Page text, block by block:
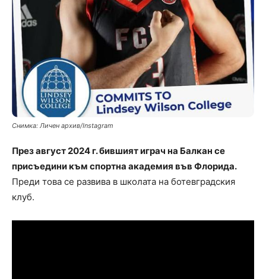
Снимка: Личен архив/Instagram
През август 2024 г. бившият играч на Балкан се
присъедини към спортна академия във Флорида.
Преди това се развива в школата на ботевградския
клуб.